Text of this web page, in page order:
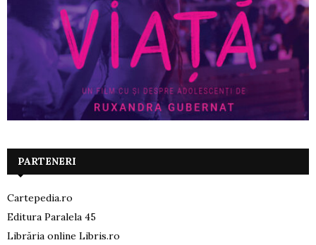
PARTENERI
Cartepedia.ro
Editura Paralela 45
Librăria online Libris.ro